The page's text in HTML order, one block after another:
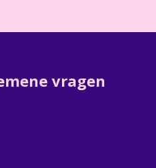
vragen